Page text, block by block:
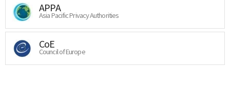
APPA
Asia Pacific Privacy Authorities
CoE
Council of Europe